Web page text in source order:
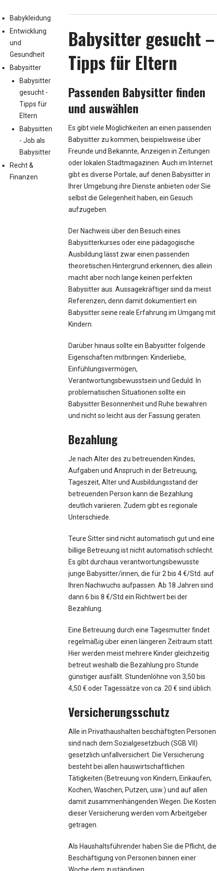
Babysitter gesucht –
Tipps für Eltern
Passenden Babysitter finden
und auswählen
Es gibt viele Möglichkeiten an einen passenden
Babysitter zu kommen, beispielsweise über
Freunde und Bekannte, Anzeigen in Zeitungen
oder lokalen Stadtmagazinen. Auch im Internet
gibt es diverse Portale, auf denen Babysitter in
Ihrer Umgebung ihre Dienste anbieten oder Sie
selbst die Gelegenheit haben, ein Gesuch
aufzugeben.
Der Nachweis über den Besuch eines
Babysitterkurses oder eine pädagogische
Ausbildung lässt zwar einen passenden
theoretischen Hintergrund erkennen, dies allein
macht aber noch lange keinen perfekten
Babysitter aus. Aussagekräftiger sind da meist
Referenzen, denn damit dokumentiert ein
Babysitter seine reale Erfahrung im Umgang mit
Kindern.
Darüber hinaus sollte ein Babysitter folgende
Eigenschaften mitbringen: Kinderliebe,
Einfühlungsvermögen,
Verantwortungsbewusstsein und Geduld. In
problematischen Situationen sollte ein
Babysitter Besonnenheit und Ruhe bewahren
und nicht so leicht aus der Fassung geraten.
Bezahlung
Je nach Alter des zu betreuenden Kindes,
Aufgaben und Anspruch in der Betreuung,
Tageszeit, Alter und Ausbildungsstand der
betreuenden Person kann die Bezahlung
deutlich variieren. Zudem gibt es regionale
Unterschiede.
Teure Sitter sind nicht automatisch gut und eine
billige Betreuung ist nicht automatisch schlecht.
Es gibt durchaus verantwortungsbewusste
junge Babysitter/innen, die für 2 bis 4 €/Std. auf
Ihren Nachwuchs aufpassen. Ab 18 Jahren sind
dann 6 bis 8 €/Std ein Richtwert bei der
Bezahlung.
Eine Betreuung durch eine Tagesmutter findet
regelmäßig über einen längeren Zeitraum statt.
Hier werden meist mehrere Kinder gleichzeitig
betreut weshalb die Bezahlung pro Stunde
günstiger ausfällt. Stundenlöhne von 3,50 bis
4,50 € oder Tagessätze von ca. 20 € sind üblich.
Versicherungsschutz
Alle in Privathaushalten beschäftigten Personen
sind nach dem Sozialgesetzbuch (SGB VII)
gesetzlich unfallversichert. Die Versicherung
besteht bei allen hauswirtschaftlichen
Tätigkeiten (Betreuung von Kindern, Einkaufen,
Kochen, Waschen, Putzen, usw.) und auf allen
damit zusammenhängenden Wegen. Die Kosten
dieser Versicherung werden vom Arbeitgeber
getragen.
Als Haushaltsführender haben Sie die Pflicht, die
Beschäftigung von Personen binnen einer
Babykleidung
Entwicklung
und
Gesundheit
Babysitter
Babysitter
gesucht -
Tipps für
Eltern
Babysitten
- Job als
Babysitter
Recht &
Finanzen